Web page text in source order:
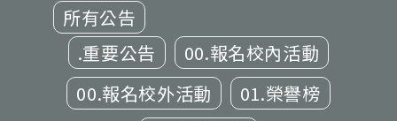
所有公告
.重要公告
00.報名校內活動
00.報名校外活動
01.榮譽榜